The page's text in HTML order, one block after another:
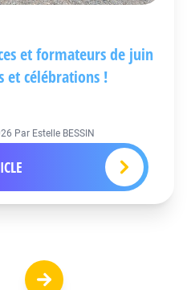
et formateurs de juin
et célébrations !
Par Estelle BESSIN